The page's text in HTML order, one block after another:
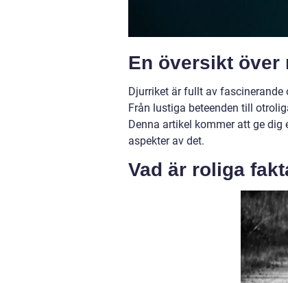
En översikt över
Djurriket är fullt av
Från lustiga beteenden till
Denna artikel kommer att ge
aspekter av det.
Vad är roliga